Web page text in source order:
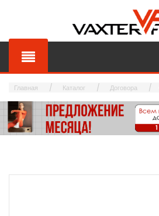
Главная Каталог Договора